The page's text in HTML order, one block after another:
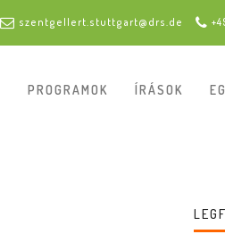
szentgellert.stuttgart@drs.de
PROGRAMOK ÍRÁSOK